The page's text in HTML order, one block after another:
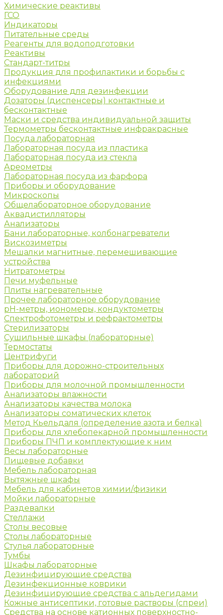
Химические реактивы
ГСО
Индикаторы
Питательные среды
Реагенты для водоподготовки
Реактивы
Стандарт-титры
Продукция для профилактики и борьбы с
инфекциями
Оборудование для дезинфекции
Дозаторы (диспенсеры) контактные и
бесконтактные
Маски и средства индивидуальной защиты
Термометры бесконтактные инфракрасные
Посуда лабораторная
Лабораторная посуда из пластика
Лабораторная посуда из стекла
Ареометры
Лабораторная посуда из фарфора
Приборы и оборудование
Микроскопы
Общелабораторное оборудование
Аквадистилляторы
Анализаторы
Бани лабораторные, колбонагреватели
Вискозиметры
Мешалки магнитные, перемешивающие
устройства
Нитратометры
Печи муфельные
Плиты нагревательные
Прочее лабораторное оборудование
рН-метры, иономеры, кондуктометры
Спектрофотометры и рефрактометры
Стерилизаторы
Сушильные шкафы (лабораторные)
Термостаты
Центрифуги
Приборы для дорожно-строительных
лабораторий
Приборы для молочной промышленности
Анализаторы влажности
Анализаторы качества молока
Анализаторы соматических клеток
Метод Кьельдаля (определение азота и белка)
Приборы для хлебопекарной промышленности
Приборы ПЧП и комплектующие к ним
Весы лабораторные
Пищевые добавки
Мебель лабораторная
Вытяжные шкафы
Мебель для кабинетов химии/физики
Мойки лабораторные
Раздевалки
Стеллажи
Столы весовые
Столы лабораторные
Стулья лабораторные
Тумбы
Шкафы лабораторные
Дезинфицирующие средства
Дезинфекционные коврики
Дезинфицирующие средства с альдегидами
Кожные антисептики, готовые растворы (спреи)
Средства на основе катионных поверхностно-